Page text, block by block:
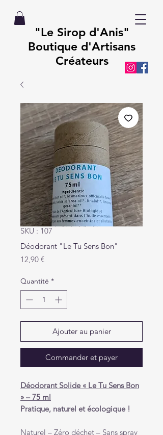
"Le Sirop d'Anis"
Boutique d'Artisans
Créateurs
SKU : 107
Déodorant "Le Tu Sens Bon"
12,90 €Prix
Quantité *
Ajouter au panier
Commander et payer
Déodorant Solide « Le Tu Sens Bon
» – 75 ml
Pratique, naturel et écologique !
Naturel – Zéro déchet – Sans spray